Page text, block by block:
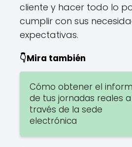
cliente y hacer todo lo
cumplir con sus
expectativas.
👇Mira también
Cómo obtener el
de tus jornadas reales a
través de la sede
electrónica